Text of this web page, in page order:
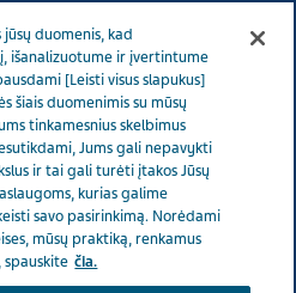
Žiniasklaidos užklausos
užklausos
duomenis, kad
išanalizuotume ir įvertintume
[Leisti visus slapukus]
šiais duomenimis su mūsų
tinkamesnius skelbimus
Jums gali nepavykti
ir tai gali turėti įtakos Jūsų
kurias galime
savo pasirinkimą. Norėdami
mūsų praktiką, renkamus
spauskite čia.